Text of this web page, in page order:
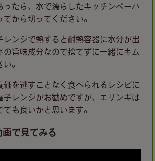
ったら、水で濡らしたキッチンペーパ
てから切ってください。
レンジで熱すると耐熱容器に水分が出
の旨味成分なので捨てずに一緒にキム
。
価を逃すことなく食べられるレシピに
子レンジがお勧めですが、エリンギは
ても良いかと思います。
画で見てみる